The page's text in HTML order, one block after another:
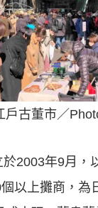
戶古董市／
2003年9月，
以上攤商，為